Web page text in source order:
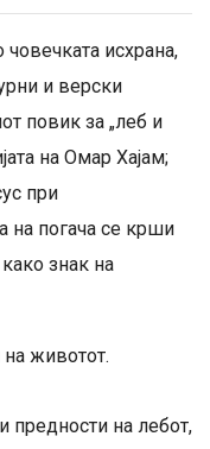
човечката исхрана,
и верски
повик за „леб и
на Омар Хајам;
при
на погача се крши
знак на
животот.
предности на лебот,